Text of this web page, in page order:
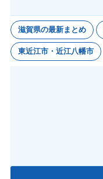
滋賀県の最新まとめ
東近江市・近江八幡市